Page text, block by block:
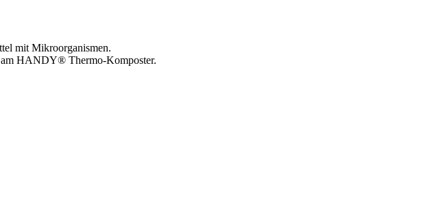
mit Mikroorganismen.
am HANDY® Thermo-Komposter.